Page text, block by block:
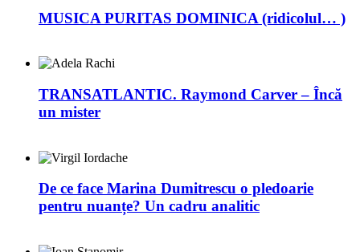
MUSICA PURITAS DOMINICA (ridicolul… )
TRANSATLANTIC. Raymond Carver – Încă
un mister
De ce face Marina Dumitrescu o pledoarie
pentru nuanțe? Un cadru analitic